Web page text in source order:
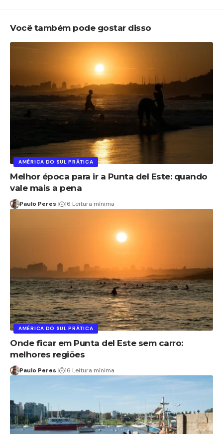
Você também pode gostar disso
AMÉRICA DO SUL PRÁTICA
Melhor época para ir a Punta del Este: quando
vale mais a pena
Paulo Peres 16 Leitura mínima
AMÉRICA DO SUL PRÁTICA
Onde ficar em Punta del Este sem carro:
melhores regiões
Paulo Peres 16 Leitura mínima